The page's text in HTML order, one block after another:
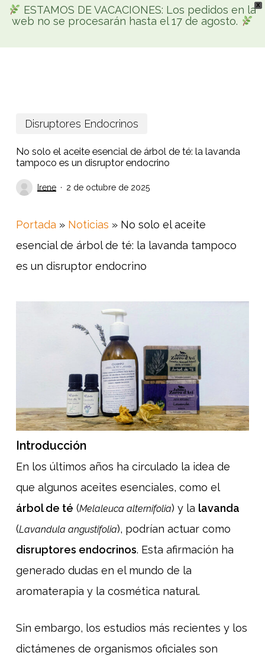
X
ESTAMOS DE VACACIONES: Los pedidos en la
web no se procesarán hasta el 17 de agosto.
Skip
mainBúsqueda
searchaccount
Disruptores Endocrinos
No solo el aceite esencial de árbol de té: la lavanda
tampoco es un disruptor endocrino
Irene 2 de octubre de 2025
Portada » Noticias » No solo el aceite
esencial de árbol de té: la lavanda tampoco
es un disruptor endocrino
Introducción
En los últimos años ha circulado la idea de
que algunos aceites esenciales, como el
árbol de té (Melaleuca alternifolia) y la lavanda
(Lavandula angustifolia), podrían actuar como
disruptores endocrinos. Esta afirmación ha
generado dudas en el mundo de la
aromaterapia y la cosmética natural.
Sin embargo, los estudios más recientes y los
dictámenes de organismos oficiales son